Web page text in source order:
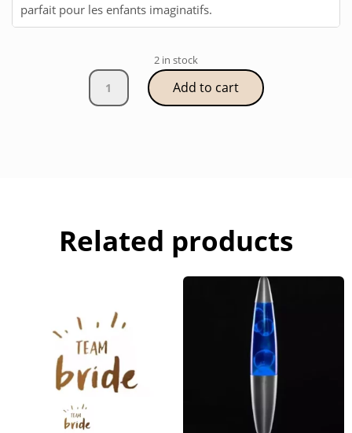
parfait pour les enfants imaginatifs.
2 in stock
Jet
plane
Add to cart
Related products